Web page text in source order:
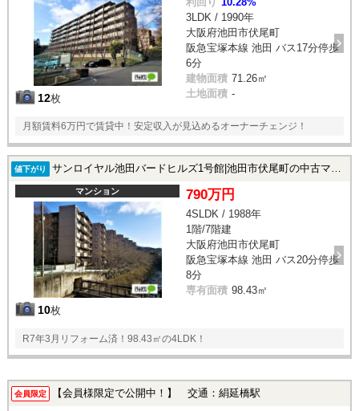
12枚
3LDK / 1990年
大阪府池田市伏尾町
阪急宝塚本線 池田 バス17分停歩
6分
建物面積 71.26㎡
土地面積 -
月額賃料6万円で賃貸中！安定収入が見込めるオーナーチェンジ！
値下がり サンロイヤル池田バードヒルズ1号館|池田市伏尾町の中古マンション
マンション
10枚
790万円
4SLDK / 1988年
1階/7階建
大阪府池田市伏尾町
阪急宝塚本線 池田 バス20分停歩
8分
専有面積 98.43㎡
R7年3月リフォーム済！98.43㎡の4LDK！
会員限定 【会員様限定で公開中！】 交通：絹延橋駅